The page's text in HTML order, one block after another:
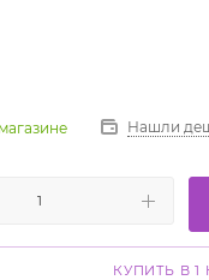
Нашли
КУПИТЬ В 1